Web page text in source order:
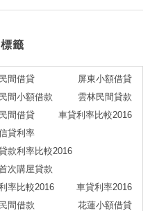
標籤
間借貸
屏東小額借貸
間小額借款
雲林民間貸款
間借貸
車貸利率比較2016
貸利率
款利率比較2016
次購屋貸款
率比較2016
車貸利率2016
間借款
花蓮小額借貸